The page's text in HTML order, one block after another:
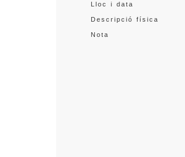
Lloc i data
Descripció física
Nota